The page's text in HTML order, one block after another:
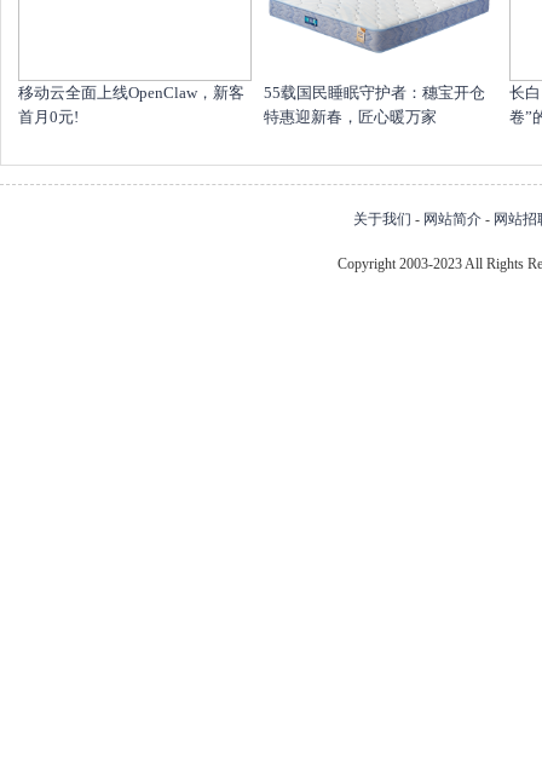
移动云全面上线OpenClaw，新客
首月0元!
55载国民睡眠守护者：穗宝开仓
特惠迎新春，匠心暖万家
长
卷”
关于我们 - 网站简介 - 网站招
Copyright 2003-2023 All Rights